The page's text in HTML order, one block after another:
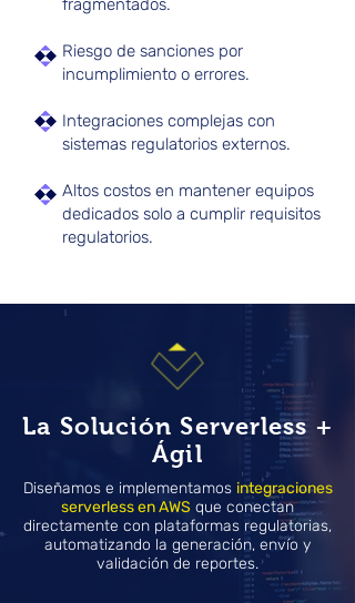
fragmentados.
Riesgo de sanciones por
incumplimiento o errores.
Integraciones complejas con
sistemas regulatorios externos.
Altos costos en mantener equipos
dedicados solo a cumplir requisitos
regulatorios.
La Solución Serverless +
Ágil
Diseñamos e implementamos integraciones
serverless en AWS que conectan
directamente con plataformas regulatorias,
automatizando la generación, envío y
validación de reportes.